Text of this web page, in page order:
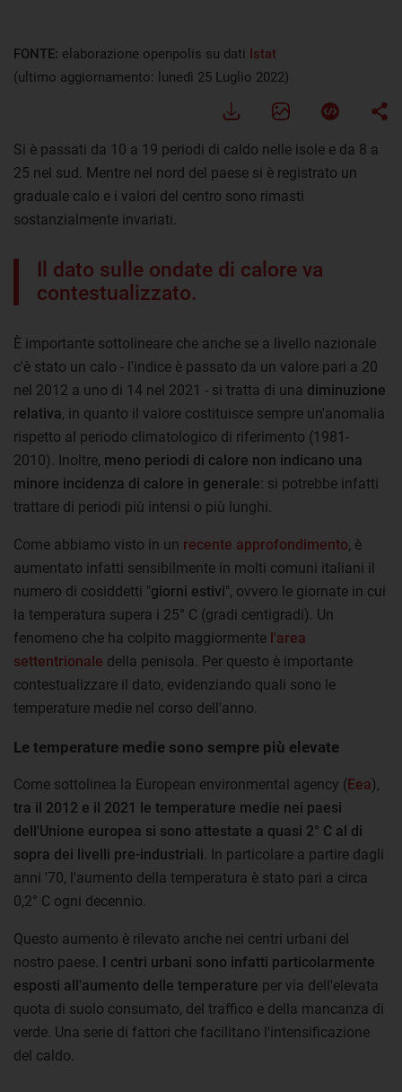
FONTE: elaborazione openpolis su dati Istat
(ultimo aggiornamento: lunedì 25 Luglio 2022)
Si è passati da 10 a 19 periodi di caldo nelle isole e da 8 a
25 nel sud. Mentre nel nord del paese si è registrato un
graduale calo e i valori del centro sono rimasti
sostanzialmente invariati.
Il dato sulle ondate di calore va
contestualizzato.
È importante sottolineare che anche se a livello nazionale
c'è stato un calo - l'indice è passato da un valore pari a 20
nel 2012 a uno di 14 nel 2021 - si tratta di una diminuzione
relativa, in quanto il valore costituisce sempre un'anomalia
rispetto al periodo climatologico di riferimento (1981-
2010). Inoltre, meno periodi di calore non indicano una
minore incidenza di calore in generale: si potrebbe infatti
trattare di periodi più intensi o più lunghi.
Come abbiamo visto in un recente approfondimento, è
aumentato infatti sensibilmente in molti comuni italiani il
numero di cosiddetti "giorni estivi", ovvero le giornate in cui
la temperatura supera i 25° C (gradi centigradi). Un
fenomeno che ha colpito maggiormente l'area
settentrionale della penisola. Per questo è importante
contestualizzare il dato, evidenziando quali sono le
temperature medie nel corso dell'anno.
Le temperature medie sono sempre più elevate
Come sottolinea la European environmental agency (Eea),
tra il 2012 e il 2021 le temperature medie nei paesi
dell'Unione europea si sono attestate a quasi 2° C al di
sopra dei livelli pre-industriali. In particolare a partire dagli
anni '70, l'aumento della temperatura è stato pari a circa
0,2° C ogni decennio.
Questo aumento è rilevato anche nei centri urbani del
nostro paese. I centri urbani sono infatti particolarmente
esposti all'aumento delle temperature per via dell'elevata
quota di suolo consumato, del traffico e della mancanza di
verde. Una serie di fattori che facilitano l'intensificazione
del caldo.